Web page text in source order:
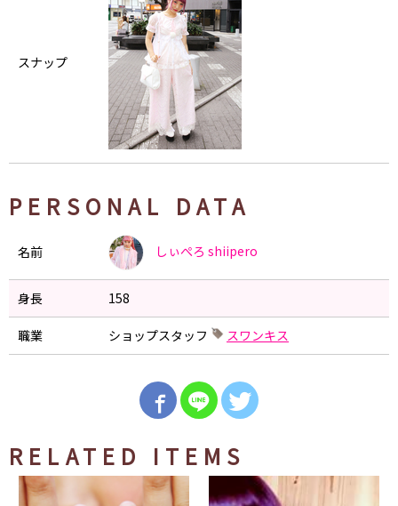
スナップ
PERSONAL DATA
名前 しぃぺろ shiipero
身長 158
職業 ショップスタッフ スワンキス
RELATED ITEMS